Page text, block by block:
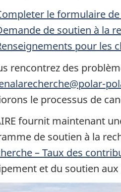
le formulaire
de soutien à la
pour les
rencontrez des
le processus de
fournit maintenant
de soutien à la
– Taux des
et du soutien